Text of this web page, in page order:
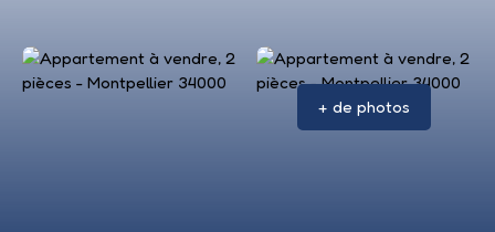
Accueil Acheter Louer Vendre Avis
+ de photos